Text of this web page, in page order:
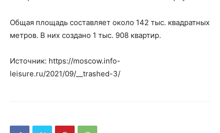
Общая площадь составляет около 142 тыс. квадратных
метров. В них создано 1 тыс. 908 квартир.
Источник: https://moscow.info-
leisure.ru/2021/09/__trashed-3/